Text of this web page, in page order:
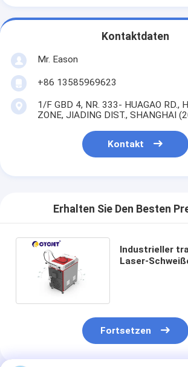
Kontaktdaten
Mr. Eason
+86 13585969623
1/F GBD 4, NR. 333- HUAGAO RD.,
ZONE, JIADING DIST., SHANGHAI
Kontakt
Erhalten Sie Den Besten
Industrieller
Laser-
Fortsetzen